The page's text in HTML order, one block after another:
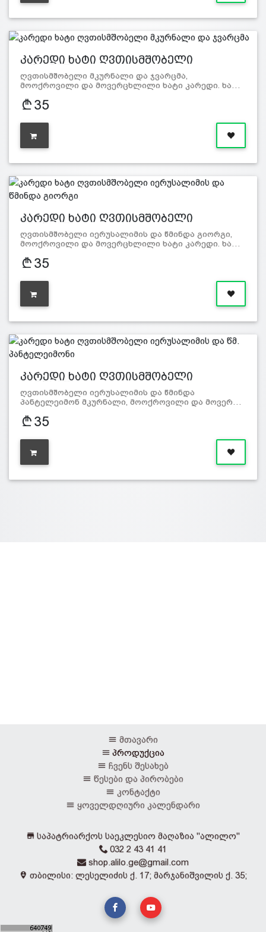
კარედი ხატი ღვთისმშობელი
ღვთისმშობელი მკურნალი და ჯვარცმა,
მოოქროვილი და მოვერცხლილი ხატი კარედი. ხა…
35
კარედი ხატი ღვთისმშობელი
ღვთისმშობელი იერუსალიმის და წმინდა გიორგი,
მოოქროვილი და მოვერცხლილი ხატი კარედი. ხა…
35
კარედი ხატი ღვთისმშობელი
ღვთისმშობელი იერუსალიმის და წმინდა
პანტელეიმონ მკურნალი, მოოქროვილი და მოვერ…
35
მთავარი
პროდუქცია
ჩვენს შესახებ
წესები და პირობები
კონტაქტი
ყოველდღიური კალენდარი
საპატრიარქოს საეკლესიო მაღაზია "ალილო"
032 2 43 41 41
shop.alilo.ge@gmail.com
თბილისი: ლესელიძის ქ. 17; მარჯანიშვილის ქ. 35;